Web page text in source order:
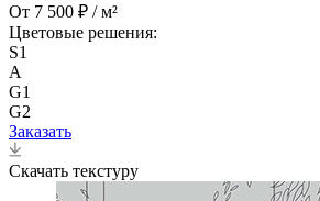
От 7 500 ₽ / м²
Цветовые решения:
S1
A
G1
G2
Заказать
Скачать текстуру